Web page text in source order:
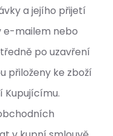
a jejího přijetí
e-mailem nebo
po uzavření
přiloženy ke zboží
Kupujícímu.